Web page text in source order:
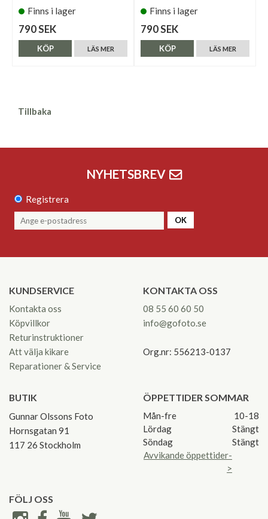
Finns i lager
790 SEK
LÄS MER
KÖP
Finns i lager
790 SEK
LÄS MER
KÖP
Tillbaka
NYHETSBREV
Registrera
OK
KUNDSERVICE
Kontakta oss
Köpvillkor
Returinstruktioner
Att välja kikare
Reparationer & Service
KONTAKTA OSS
08 55 60 60 50
info@gofoto.se
Org.nr: 556213-0137
BUTIK
Gunnar Olssons Foto
Hornsgatan 91
117 26 Stockholm
ÖPPETTIDER SOMMAR
Mån-fre
10-18
Lördag
Stängt
Söndag
Stängt
Avvikande öppettider-
>
FÖLJ OSS